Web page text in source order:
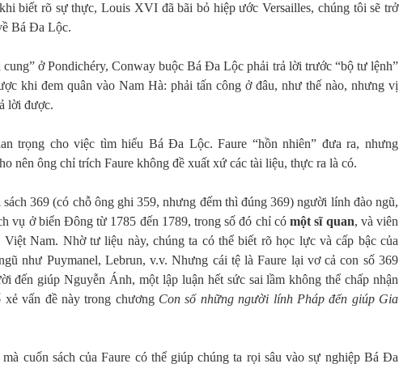
biết rõ sự thực, Louis XVI đã bãi bỏ hiệp ước Versailles, chúng tôi sẽ trở
Bá Đa Lộc.
ở Pondichéry, Conway buộc Bá Đa Lộc phải trả lời trước “bộ tư lệnh”
khi đem quân vào Nam Hà: phải tấn công ở đâu, như thế nào, nhưng vị
lời được.
trọng cho việc tìm hiểu Bá Đa Lộc. Faure “hồn nhiên” đưa ra, nhưng
nên ông chỉ trích Faure không đề xuất xứ các tài liệu, thực ra là có.
369 (có chỗ ông ghi 359, nhưng đếm thì đúng 369) người lính đào ngũ,
vụ ở biển Đông từ 1785 đến 1789, trong số đó chỉ cómột sĩ quan, và viên
Việt Nam. Nhờ tư liệu này, chúng ta có thể biết rõ học lực và cấp bậc của
như Puymanel, Lebrun, v.v. Nhưng cái tệ là Faure lại vơ cả con số 369
đến giúp Nguyễn Ánh, một lập luận hết sức sai lầm không thể chấp nhận
vấn đề này trong chương Con số những người lính Pháp đến giúp Gia
cuốn sách của Faure có thể giúp chúng ta rọi sâu vào sự nghiệp Bá Đa